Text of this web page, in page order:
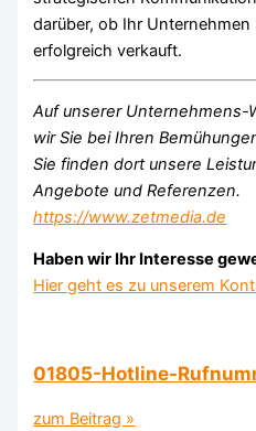
darüber, ob Ihr Unternehmen
erfolgreich verkauft.
Auf unserer Unternehmens-
wir Sie bei Ihren
Sie finden dort unsere
Angebote und Referenzen.
https://www.zetmedia.de
Haben wir Ihr Interesse
Hier geht es zu unserem
01805-Hotline-
zum Beitrag »